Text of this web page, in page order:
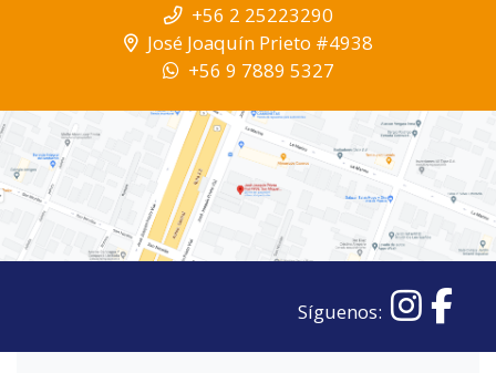
+56 2 25223290
José Joaquín Prieto #4938
+56 9 7889 5327
Síguenos: